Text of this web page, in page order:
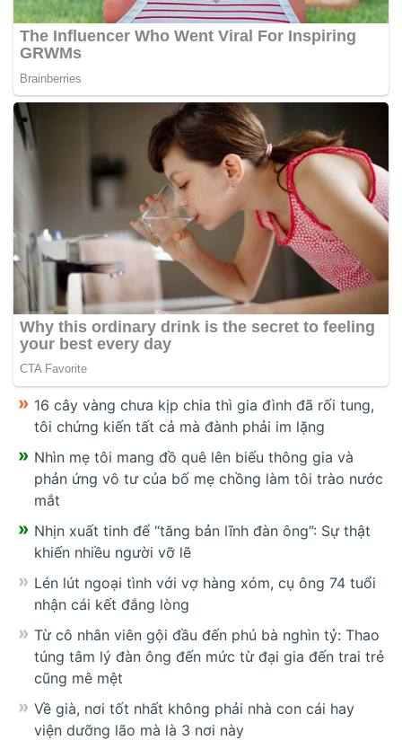
16 cây vàng chưa kịp chia thì gia đình đã rối tung,
tôi chứng kiến tất cả mà đành phải im lặng
Nhìn mẹ tôi mang đồ quê lên biếu thông gia và
phản ứng vô tư của bố mẹ chồng làm tôi trào nước
mắt
Nhịn xuất tinh để “tăng bản lĩnh đàn ông”: Sự thật
khiến nhiều người vỡ lẽ
Lén lút ngoại tình với vợ hàng xóm, cụ ông 74 tuổi
nhận cái kết đắng lòng
Từ cô nhân viên gội đầu đến phú bà nghìn tỷ: Thao
túng tâm lý đàn ông đến mức từ đại gia đến trai trẻ
cũng mê mệt
Về già, nơi tốt nhất không phải nhà con cái hay
viện dưỡng lão mà là 3 nơi này